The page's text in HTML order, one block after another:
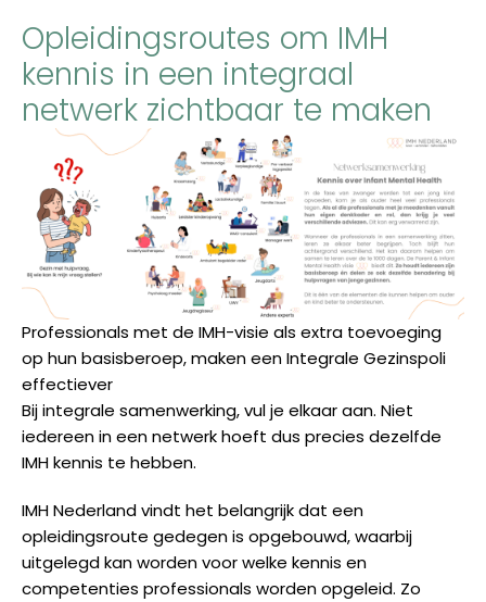
Opleidingsroutes om IMH
kennis in een integraal
netwerk zichtbaar te maken
Professionals met de IMH-visie als extra toevoeging
op hun basisberoep, maken een Integrale Gezinspoli
effectiever
Bij integrale samenwerking, vul je elkaar aan. Niet
iedereen in een netwerk hoeft dus precies dezelfde
IMH kennis te hebben.
IMH Nederland vindt het belangrijk dat een
opleidingsroute gedegen is opgebouwd, waarbij
uitgelegd kan worden voor welke kennis en
competenties professionals worden opgeleid. Zo